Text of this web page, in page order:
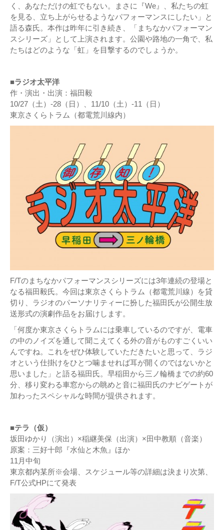
く、あなただけの虹でもない。まさに『We』、私たちの虹
を見る、立ち上がらせるようなパフォーマンスにしたい」と
語る森氏。本作は昨年に引き続き、「まちなかパフォーマン
スシリーズ」として上演されます。公園や路地の一角で、私
たちはどのような「虹」を目撃するのでしょうか。
■ラジオ太平洋
作・演出・出演：福田毅
10/27（土）-28（日）、11/10（土）-11（日）
東京さくらトラム（都電荒川線内）
F/Tのまちなかパフォーマンスシリーズには3年連続の登場と
なる福田毅氏。今回は東京さくらトラム（都電荒川線）を貸
切り、ラジオのパーソナリティーに扮した福田氏が公開生放
送形式の演劇作品をお届けします。
「何度か東京さくらトラムには乗車しているのですが、電車
の中のノイズを通して聞こえてくる外の音がものすごくいい
んですね。これをぜひ体験していただきたいと思って、ラジ
オという仕掛けをひとつ噛ませれば耳が開くのではないかと
思いました」と語る福田氏。早稲田から三ノ輪橋までの約60
分、移り変わる車窓からの眺めと音に福田氏のナビゲートが
加わったスペシャルな時間が提供されます。
■テラ（仮）
坂田ゆかり（演出）×稲継美保（出演）×田中教順（音楽）
原案：三好十郎『水仙と木魚』ほか
11月中旬
東京都内某所※会場、スケジュール等の詳細は決まり次第、
F/T公式HPにて発表